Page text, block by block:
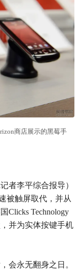
商店展示的黑莓手
者李平综合报导）
被触屏取代，并从
Clicks Technology
并为实体按键手机
会永无翻身之日。